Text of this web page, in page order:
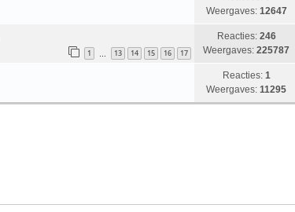
Weergaves: 12647
1 … 13 14 15 16 17
Reacties: 246
Weergaves: 225787
Reacties: 1
Weergaves: 11295